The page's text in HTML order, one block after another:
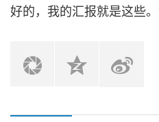
好的，我的汇报就是这些